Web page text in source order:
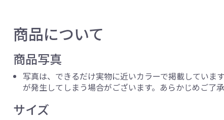
商品について
商品写真
写真は、できるだけ実物に近いカラーで掲載していま
が発生してしまう場合がございます。あらかじめご了承
サイズ